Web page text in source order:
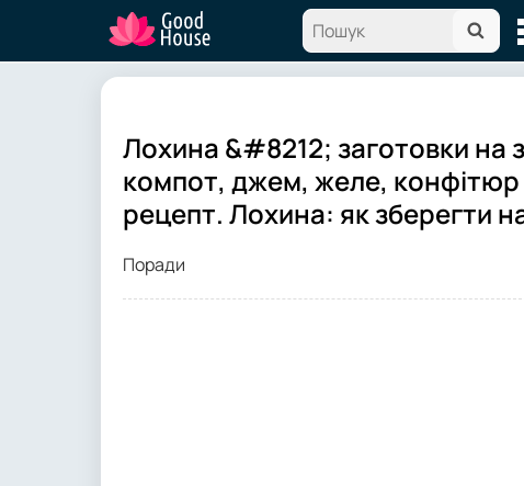
Лохина &#8212; заготовки на
компот, джем, желе,
рецепт. Лохина: як зберегти
Поради